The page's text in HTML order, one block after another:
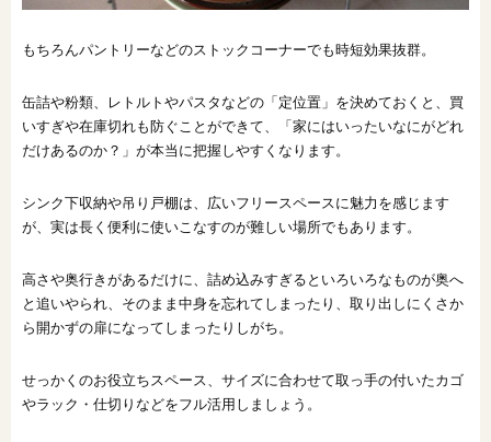
もちろんパントリーなどのストックコーナーでも時短効果抜群。
缶詰や粉類、レトルトやパスタなどの「定位置」を決めておくと、買
いすぎや在庫切れも防ぐことができて、「家にはいったいなにがどれ
だけあるのか？」が本当に把握しやすくなります。
シンク下収納や吊り戸棚は、広いフリースペースに魅力を感じます
が、実は長く便利に使いこなすのが難しい場所でもあります。
高さや奥行きがあるだけに、詰め込みすぎるといろいろなものが奥へ
と追いやられ、そのまま中身を忘れてしまったり、取り出しにくさか
ら開かずの扉になってしまったりしがち。
せっかくのお役立ちスペース、サイズに合わせて取っ手の付いたカゴ
やラック・仕切りなどをフル活用しましょう。